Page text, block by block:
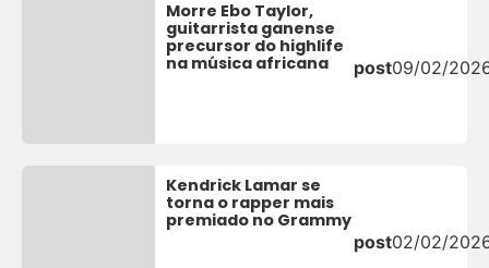
Morre Ebo Taylor,
guitarrista ganense
precursor do highlife
na música africana
post09/02/
Kendrick Lamar se
torna o rapper mais
premiado no Grammy
post02/02/